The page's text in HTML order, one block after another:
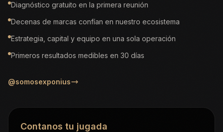
Diagnóstico gratuito en la primera reunión
Decenas de marcas confían en nuestro ecosistema
Estrategia, capital y equipo en una sola operación
Primeros resultados medibles en 30 días
@somosexponius
Contanos tu jugada